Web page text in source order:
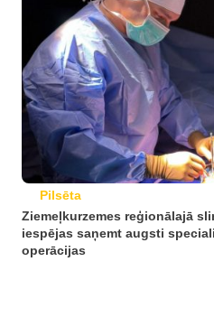
Pilsēta
Ziemeļkurzemes reģionālajā
iespējas saņemt augsti
operācijas